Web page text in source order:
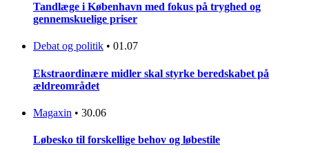
Tandlæge i København med fokus på tryghed og
gennemskuelige priser
Debat og politik • 01.07
Ekstraordinære midler skal styrke beredskabet på
ældreområdet
Magaxin • 30.06
Løbesko til forskellige behov og løbestile